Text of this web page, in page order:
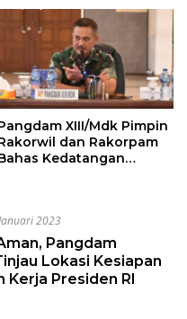
XIII/Mdk Pimpin
dan Rakorpam
Kedatangan
2023
Pangdam
Lokasi Kesiapan
Kerja Presiden RI